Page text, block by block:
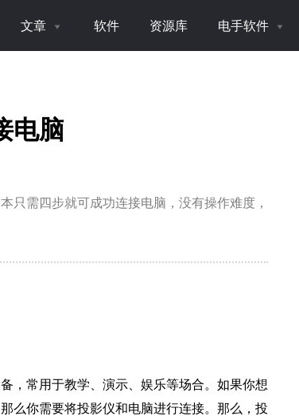
文章 软件 资源库 电手软件
电脑
只需四步就可成功连接电脑，没有操作难度，
，常用于教学、演示、娱乐等场合。如果你想
么你需要将投影仪和电脑进行连接。那么，投